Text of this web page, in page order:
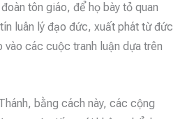
tôn giáo, để họ bày tỏ quan
luân lý đạo đức, xuất phát từ đức
vào các cuộc tranh luận dựa trên
bằng cách này, các cộng